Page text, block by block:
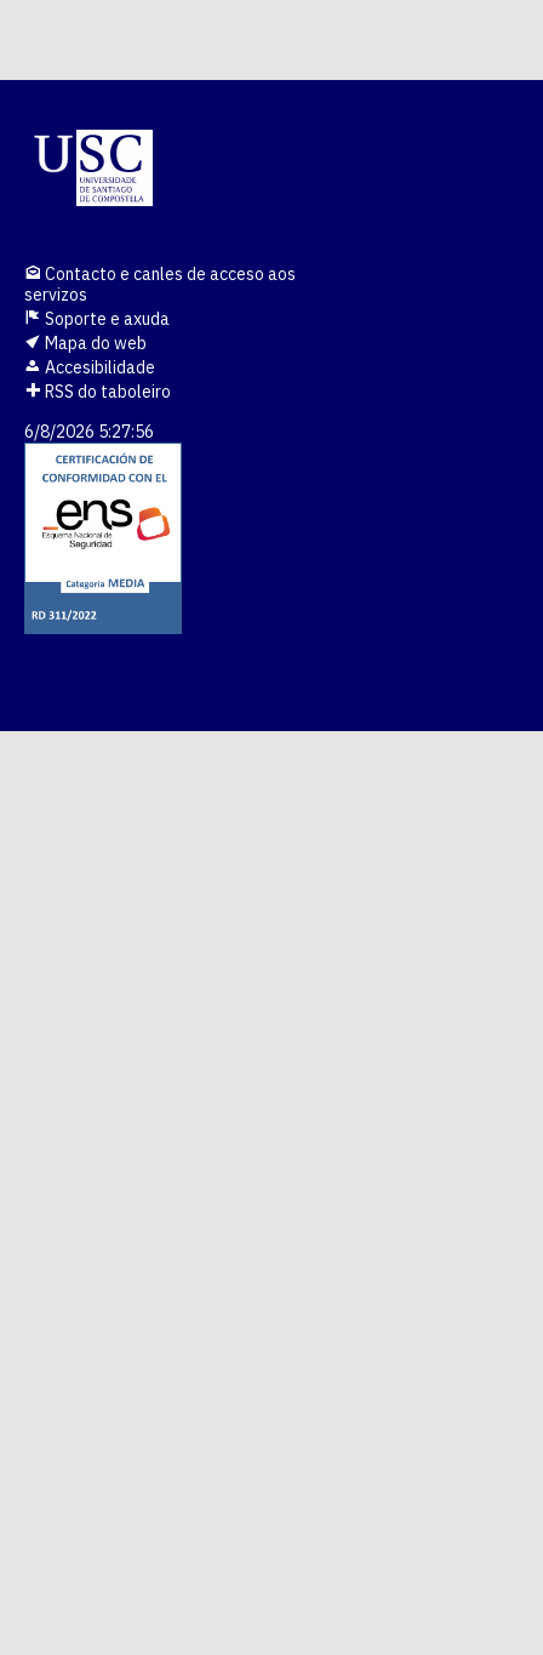
Contacto e canles de acceso aos
servizos
Soporte e axuda
Mapa do web
Accesibilidade
RSS do taboleiro
6/8/2026 5:27:57